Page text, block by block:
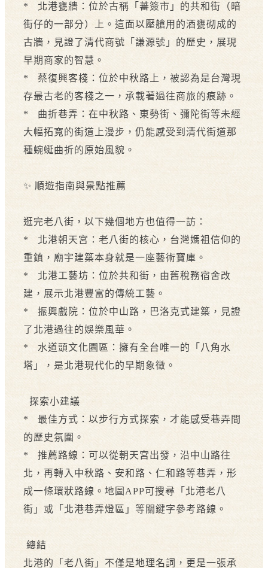
* 北港甕牆：位於古稱「蕃簽市」的共和街（暗
街仔的一部分）上。這面以壓艙用的酒甕砌成的
古牆，見證了清代商號「謙源號」的歷史，展現
早期商家的智慧。
* 蔡復興客棧：位於中秋路上，被認為是台灣現
存最古老的客棧之一，承載著過往商旅的痕跡。
* 曲折巷弄：在中秋路、東勢街、彌陀街等未經
大幅拓寬的街道上漫步，仍能感受到清代街道那
種蜿蜒曲折的原始風貌。
✨ 順遊指南與景點推薦
逛完老八街，以下幾個地方也值得一訪：
* 北港朝天宮：老八街的核心，台灣媽祖信仰的
重鎮，廟宇建築本身就是一座藝術寶庫。
* 北港工藝坊：位於共和街，由舊稅務宿舍改
建，展示北港豐富的傳統工藝。
* 振興戲院：位於中山路，巴洛克式建築，見證
了北港過往的娛樂風華。
* 水道頭文化園區：擁有全台唯一的「八角水
塔」，是北港現代化的早期象徵。
探索小建議
* 最佳方式：以步行方式探索，才能感受巷弄間
的歷史氛圍。
* 推薦路線：可以從朝天宮出發，沿中山路往
北，再轉入中秋路、安和路、仁和路等巷弄，形
成一條環狀路線。地圖APP可搜尋「北港老八
街」或「北港巷弄燈區」等關鍵字參考路線。
總結
北港的「老八街」不僅是地理名詞，更是一張承